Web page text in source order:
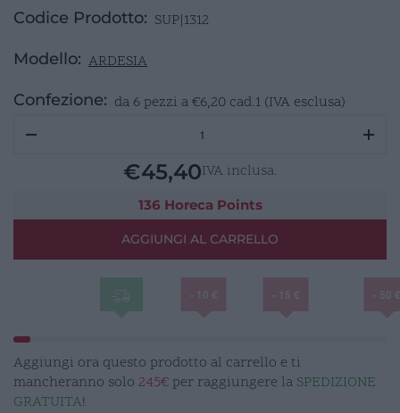
Codice Prodotto: SUP|1312
Modello: ARDESIA
Confezione: da 6 pezzi a€6,20 cad.1 (IVA esclusa)
33cm
€45,40IVA inclusa.
136 Horeca Points
AGGIUNGI AL CARRELLO
Aggiungi ora questo prodotto al carrello e ti
mancheranno solo 245€ per raggiungere la SPEDIZIONE
GRATUITA!